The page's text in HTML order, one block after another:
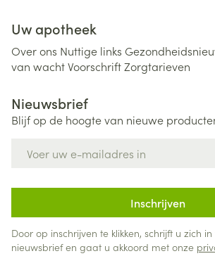
Uw apotheek
Over ons Nuttige links
van wachtVoorschriftZorgtarieven
Nieuwsbrief
Blijf op de hoogte van nieuwe
Inschrijven
Door op inschrijven te klikken, schrijft u zich
nieuwsbrief en gaat u akkoord met onze